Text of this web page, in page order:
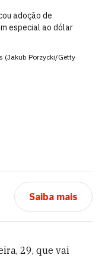
adoção de
especial ao dólar
(Jakub Porzycki/Getty
Saiba mais
29, que vai